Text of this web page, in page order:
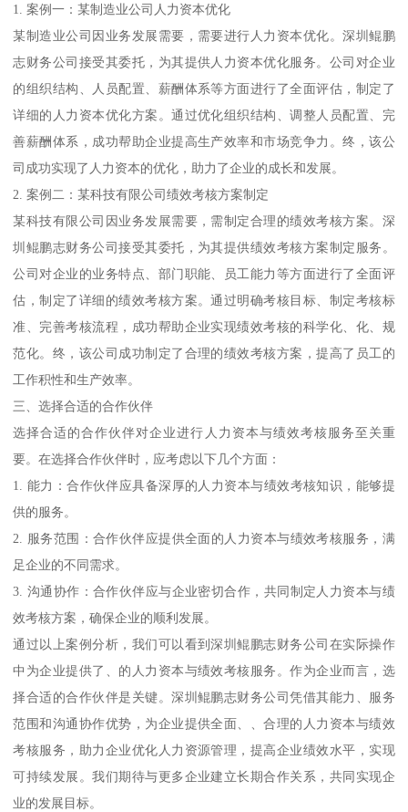
1. 案例一：某制造业公司人力资本优化
某制造业公司因业务发展需要，需要进行人力资本优化。深圳鲲鹏
志财务公司接受其委托，为其提供人力资本优化服务。公司对企业
的组织结构、人员配置、薪酬体系等方面进行了全面评估，制定了
详细的人力资本优化方案。通过优化组织结构、调整人员配置、完
善薪酬体系，成功帮助企业提高生产效率和市场竞争力。终，该公
司成功实现了人力资本的优化，助力了企业的成长和发展。
2. 案例二：某科技有限公司绩效考核方案制定
某科技有限公司因业务发展需要，需制定合理的绩效考核方案。深
圳鲲鹏志财务公司接受其委托，为其提供绩效考核方案制定服务。
公司对企业的业务特点、部门职能、员工能力等方面进行了全面评
估，制定了详细的绩效考核方案。通过明确考核目标、制定考核标
准、完善考核流程，成功帮助企业实现绩效考核的科学化、化、规
范化。终，该公司成功制定了合理的绩效考核方案，提高了员工的
工作积性和生产效率。
三、选择合适的合作伙伴
选择合适的合作伙伴对企业进行人力资本与绩效考核服务至关重
要。在选择合作伙伴时，应考虑以下几个方面：
1. 能力：合作伙伴应具备深厚的人力资本与绩效考核知识，能够提
供的服务。
2. 服务范围：合作伙伴应提供全面的人力资本与绩效考核服务，满
足企业的不同需求。
3. 沟通协作：合作伙伴应与企业密切合作，共同制定人力资本与绩
效考核方案，确保企业的顺利发展。
通过以上案例分析，我们可以看到深圳鲲鹏志财务公司在实际操作
中为企业提供了、的人力资本与绩效考核服务。作为企业而言，选
择合适的合作伙伴是关键。深圳鲲鹏志财务公司凭借其能力、服务
范围和沟通协作优势，为企业提供全面、、合理的人力资本与绩效
考核服务，助力企业优化人力资源管理，提高企业绩效水平，实现
可持续发展。我们期待与更多企业建立长期合作关系，共同实现企
业的发展目标。